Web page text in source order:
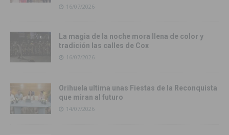
16/07/2026
La magia de la noche mora llena de color y
tradición las calles de Cox
16/07/2026
Orihuela ultima unas Fiestas de la Reconquista
que miran al futuro
14/07/2026